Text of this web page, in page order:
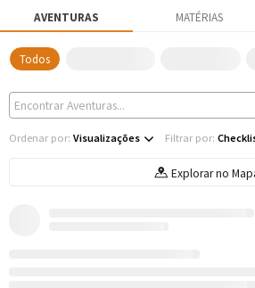
AVENTURAS MATÉRIAS
Todos
Ordenar por: Visualizações Filtrar por:
Explorar no